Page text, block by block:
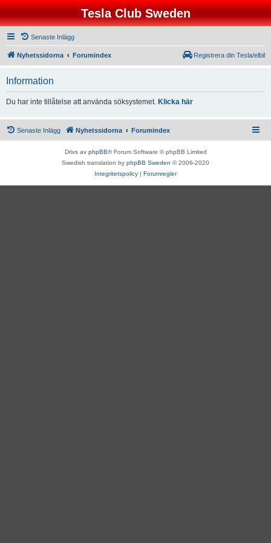
Tesla Club Sweden
Senaste Inlägg
Nyhetssidorna Forumindex Registrera din Tesla/elbil
Information
Du har inte tillåtelse att använda söksystemet. Klicka här
Senaste Inlägg Nyhetssidorna Forumindex
Drivs av phpBB® Forum Software © phpBB Limited
Swedish translation by phpBB Sweden © 2006-2020
Integritetspolicy | Forumregler